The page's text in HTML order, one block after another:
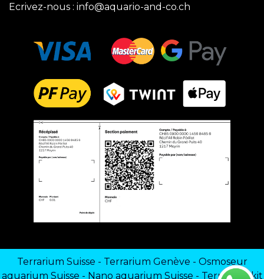
Ecrivez-nous : info@aquario-and-co.ch
Terrarium Suisse - Terrarium Genève - Osmoseur
aquarium Suisse - Nano aquarium Suisse - Terrarium kit